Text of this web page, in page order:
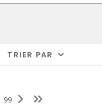
TRIER PAR
99